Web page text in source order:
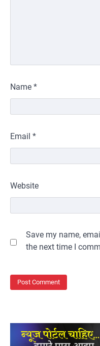
Name *
Email *
Website
Save my name,
the next time I